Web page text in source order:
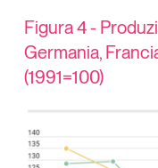
Figura 4 -
Germania,
(1991=100)